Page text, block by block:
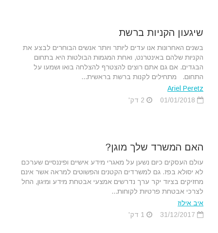
שיגעון הקניות ברשת
בשנים האחרונות אנו עדים ליותר ויותר אנשים הבוחרים לבצע את
הקניות שלהם באינטרנט, ואחת המגמות הבולטות היא בתחום
הבגדים. אם גם אתם רוצים להצטרף להצלחה בואו ושמעו על
התחום. מתחילים לקנות ברשת בראשית...
Ariel Peretz
האם המשרד שלך מוגן?
עולם העסקים כיום נשען על מאגרי מידע אישיים ופיננסיים שערכם
לא יסולא בפז. גם למשרדים הקטנים והפשוטים למראה אשר אינם
מחזיקים בציוד יקר ערך נדרשים אמצעי אבטחת מידע ומיגון, החל
לצרכי אבטחת פרטיות לקוחות...
איב אילוז